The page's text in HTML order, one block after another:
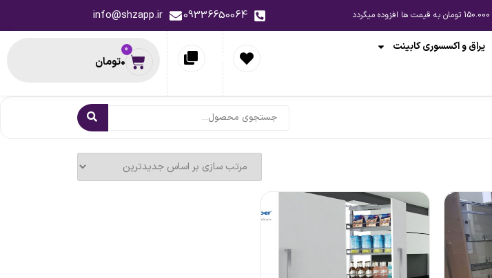
09336650064
info@shzapp.ir
یراق و اکسسوری کابینت
0تومان
0